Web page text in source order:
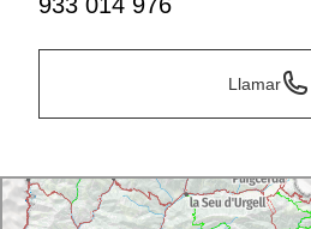
Llamar